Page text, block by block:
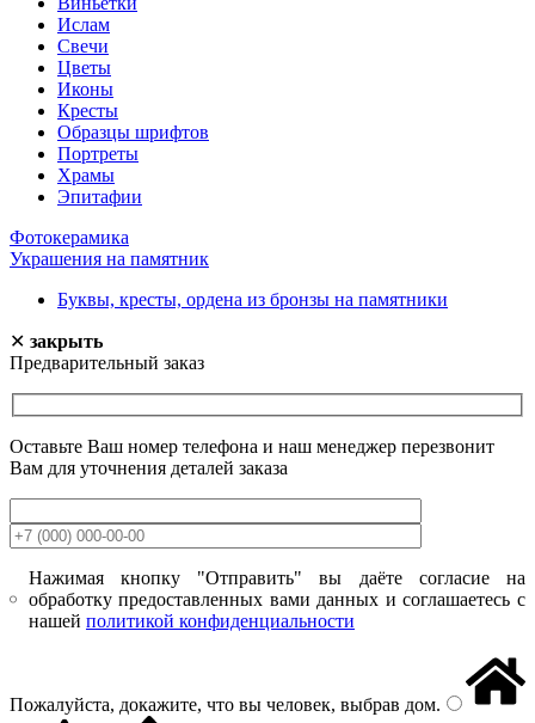
Ислам
Свечи
Цветы
Иконы
Кресты
Образцы шрифтов
Портреты
Храмы
Эпитафии
Фотокерамика
Украшения на памятник
Буквы, кресты, ордена из бронзы на памятники
✕ закрыть
Предварительный заказ
Оставьте Ваш номер телефона и наш менеджер перезвонит
Вам для уточнения деталей заказа
Нажимая кнопку "Отправить" вы даёте согласие на
обработку предоставленных вами данных и соглашаетесь с
нашей политикой конфиденциальности
Пожалуйста, докажите, что вы человек, выбрав дом.